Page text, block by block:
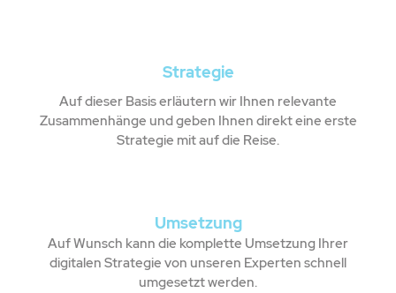
Strategie
Auf dieser Basis erläutern wir Ihnen relevante
Zusammenhänge und geben Ihnen direkt eine erste
Strategie mit auf die Reise.
Umsetzung
Auf Wunsch kann die komplette Umsetzung Ihrer
digitalen Strategie von unseren Experten schnell
umgesetzt werden.